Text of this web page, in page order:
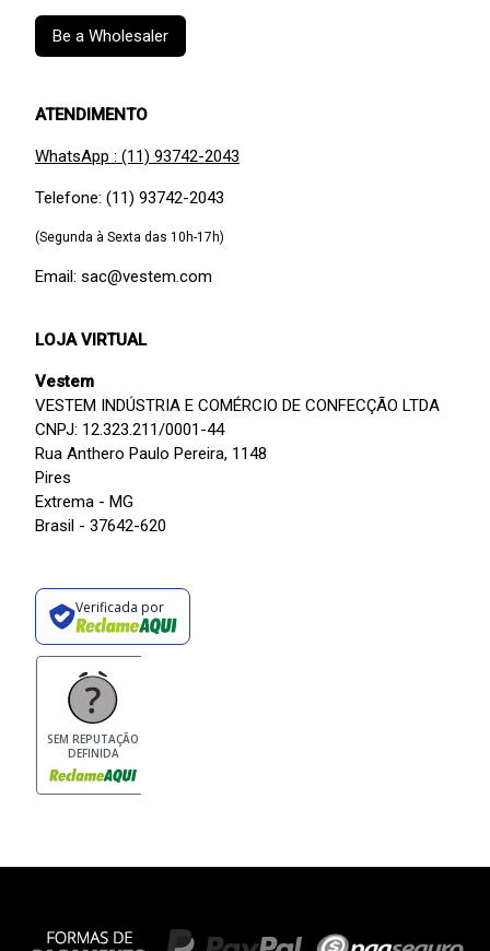
Be a Wholesaler
ATENDIMENTO
WhatsApp : (11) 93742-2043
Telefone: (11) 93742-2043
(Segunda à Sexta das 10h-17h)
Email: sac@vestem.com
LOJA VIRTUAL
Vestem
VESTEM INDÚSTRIA E COMÉRCIO DE CONFECÇÃO LTDA
CNPJ: 12.323.211/0001-44
Rua Anthero Paulo Pereira, 1148
Pires
Extrema - MG
Brasil - 37642-620
Verificada por
SEM REPUTAÇÃO
DEFINIDA